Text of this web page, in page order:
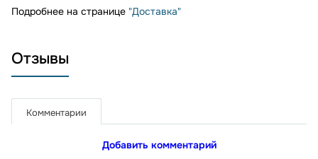
Подробнее на странице "Доставка"
Отзывы
Комментарии
Добавить комментарий